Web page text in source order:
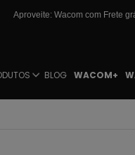
Aproveite: Wacom com Frete
BLOG WACOM+